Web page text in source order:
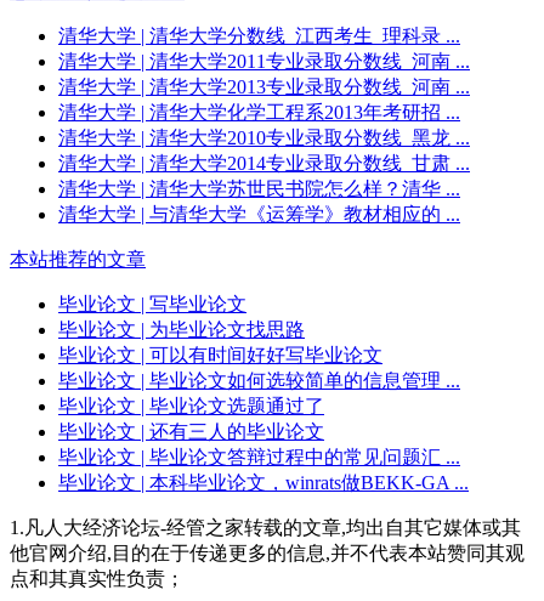
清华大学 | 清华大学分数线_江西考生_理科录 ...
清华大学 | 清华大学2011专业录取分数线_河南 ...
清华大学 | 清华大学2013专业录取分数线_河南 ...
清华大学 | 清华大学化学工程系2013年考研招 ...
清华大学 | 清华大学2010专业录取分数线_黑龙 ...
清华大学 | 清华大学2014专业录取分数线_甘肃 ...
清华大学 | 清华大学苏世民书院怎么样？清华 ...
清华大学 | 与清华大学《运筹学》教材相应的 ...
本站推荐的文章
毕业论文 | 写毕业论文
毕业论文 | 为毕业论文找思路
毕业论文 | 可以有时间好好写毕业论文
毕业论文 | 毕业论文如何选较简单的信息管理 ...
毕业论文 | 毕业论文选题通过了
毕业论文 | 还有三人的毕业论文
毕业论文 | 毕业论文答辩过程中的常见问题汇 ...
毕业论文 | 本科毕业论文，winrats做BEKK-GA ...
1.凡人大经济论坛-经管之家转载的文章,均出自其它媒体或其
他官网介绍,目的在于传递更多的信息,并不代表本站赞同其观
点和其真实性负责；